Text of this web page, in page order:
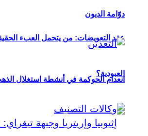
عقد التعويضات: من يتحمل العبء
العبودية؟
دوّامة الديون
انعدام الحوكمة في أنشطة استغلال